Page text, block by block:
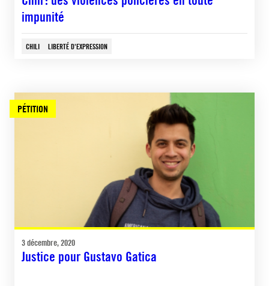
impunité
CHILI LIBERTÉ D'EXPRESSION
PÉTITION
3 décembre, 2020
Justice pour Gustavo Gatica